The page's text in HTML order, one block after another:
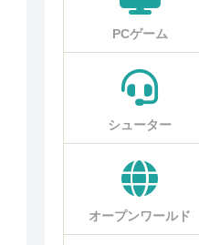
PCゲーム
シューター
オープンワールド